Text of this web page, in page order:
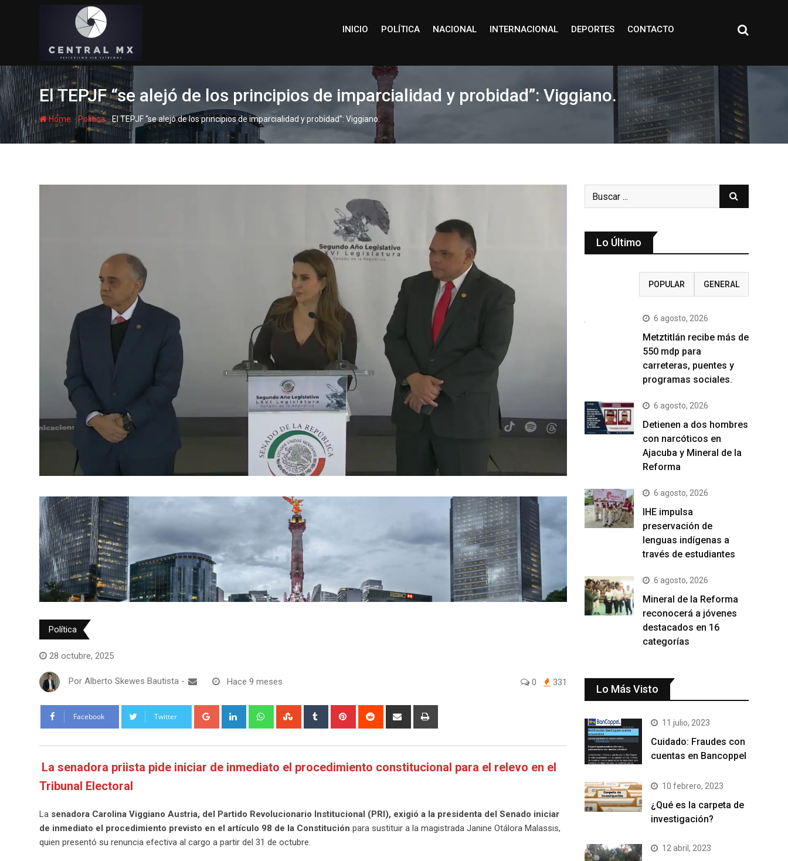
INICIO POLÍTICA NACIONAL INTERNACIONAL DEPORTES CONTACTO
El TEPJF “se alejó de los principios de imparcialidad y probidad”: Viggiano.
Home - Política-El TEPJF “se alejó de los principios de imparcialidad y probidad”: Viggiano.
Política
28 octubre, 2025
Por Alberto Skewes Bautista - Hace 9 meses 0 331
Facebook Twitter Google+ LinkedIn WhatsappStumbleUpon
Tumblr Pinterest Reddit
Share
La senadora priista pide iniciar de inmediato el procedimiento constitucional para el relevo en el
Tribunal Electoral
La senadora Carolina Viggiano Austria, del Partido Revolucionario Institucional (PRI), exigió a la presidenta del Senado iniciar
de inmediato el procedimiento previsto en el artículo 98 de la Constitución para sustituir a la magistrada Janine Otálora Malassis,
quien presentó su renuncia efectiva al cargo a partir del 31 de octubre.
Lo Último
POPULAR GENERAL
6 agosto, 2026
Metztitlán recibe más de
550 mdp para
carreteras, puentes y
programas sociales.
6 agosto, 2026
Detienen a dos hombres
con narcóticos en
Ajacuba y Mineral de la
Reforma
6 agosto, 2026
IHE impulsa
preservación de
lenguas indígenas a
través de estudiantes
6 agosto, 2026
Mineral de la Reforma
reconocerá a jóvenes
destacados en 16
categorías
Lo Más Visto
11 julio, 2023
Cuidado: Fraudes con
cuentas en Bancoppel
10 febrero, 2023
¿Qué es la carpeta de
investigación?
12 abril, 2023